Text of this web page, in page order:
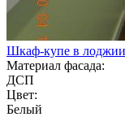
Шкаф-купе в лоджии
Материал фасада:
ДСП
Цвет:
Белый